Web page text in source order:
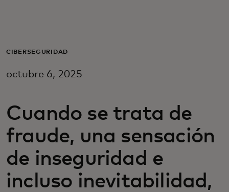
Para empresas
Para innovadores
Noticias y tendencias
CIBERSEGURIDAD
octubre 6, 2025
Cuando se trata de
fraude, una sensación
de inseguridad e
incluso inevitabilidad,